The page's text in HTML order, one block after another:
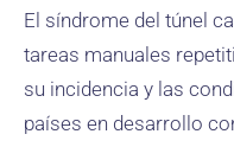
El síndrome del túnel
tareas manuales
su incidencia y las
países en desarrollo